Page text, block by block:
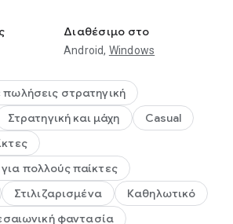
be purchased for real money (including
don't want to purchase game items for
in-app purchases in your device's
time: Customize your layout and
to strengthen your defense in war.
with countless combinations of spells,
in Clan Wars against millions of
Διαθέσιμο στο
Android, Windows
στρατηγική
Στρατηγική και μάχη
Casual
πολλούς παίκτες
Στιλιζαρισμένα
Καθηλωτικό
φαντασία